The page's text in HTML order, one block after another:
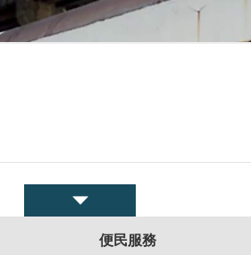
便民服務